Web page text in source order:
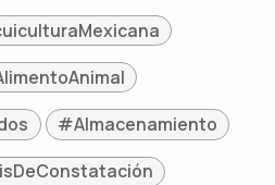
#Almacenamiento